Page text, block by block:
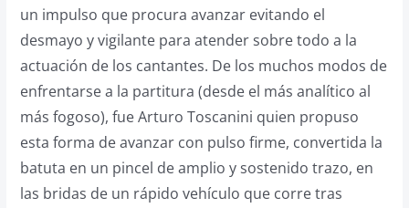
un impulso que procura avanzar evitando el
desmayo y vigilante para atender sobre todo a la
actuación de los cantantes. De los muchos modos de
enfrentarse a la partitura (desde el más analítico al
más fogoso), fue Arturo Toscanini quien propuso
esta forma de avanzar con pulso firme, convertida la
batuta en un pincel de amplio y sostenido trazo, en
las bridas de un rápido vehículo que corre tras